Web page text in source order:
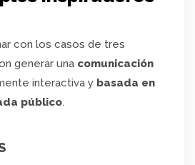
con los casos de tres
generar una comunicación
interactiva y basada en
público.